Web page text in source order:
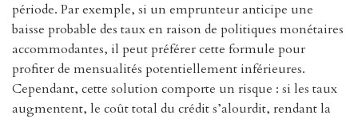
période. Par exemple, si un emprunteur anticipe une
baisse probable des taux en raison de politiques monétaires
accommodantes, il peut préférer cette formule pour
profiter de mensualités potentiellement inférieures.
Cependant, cette solution comporte un risque : si les taux
augmentent, le coût total du crédit s’alourdit, rendant la